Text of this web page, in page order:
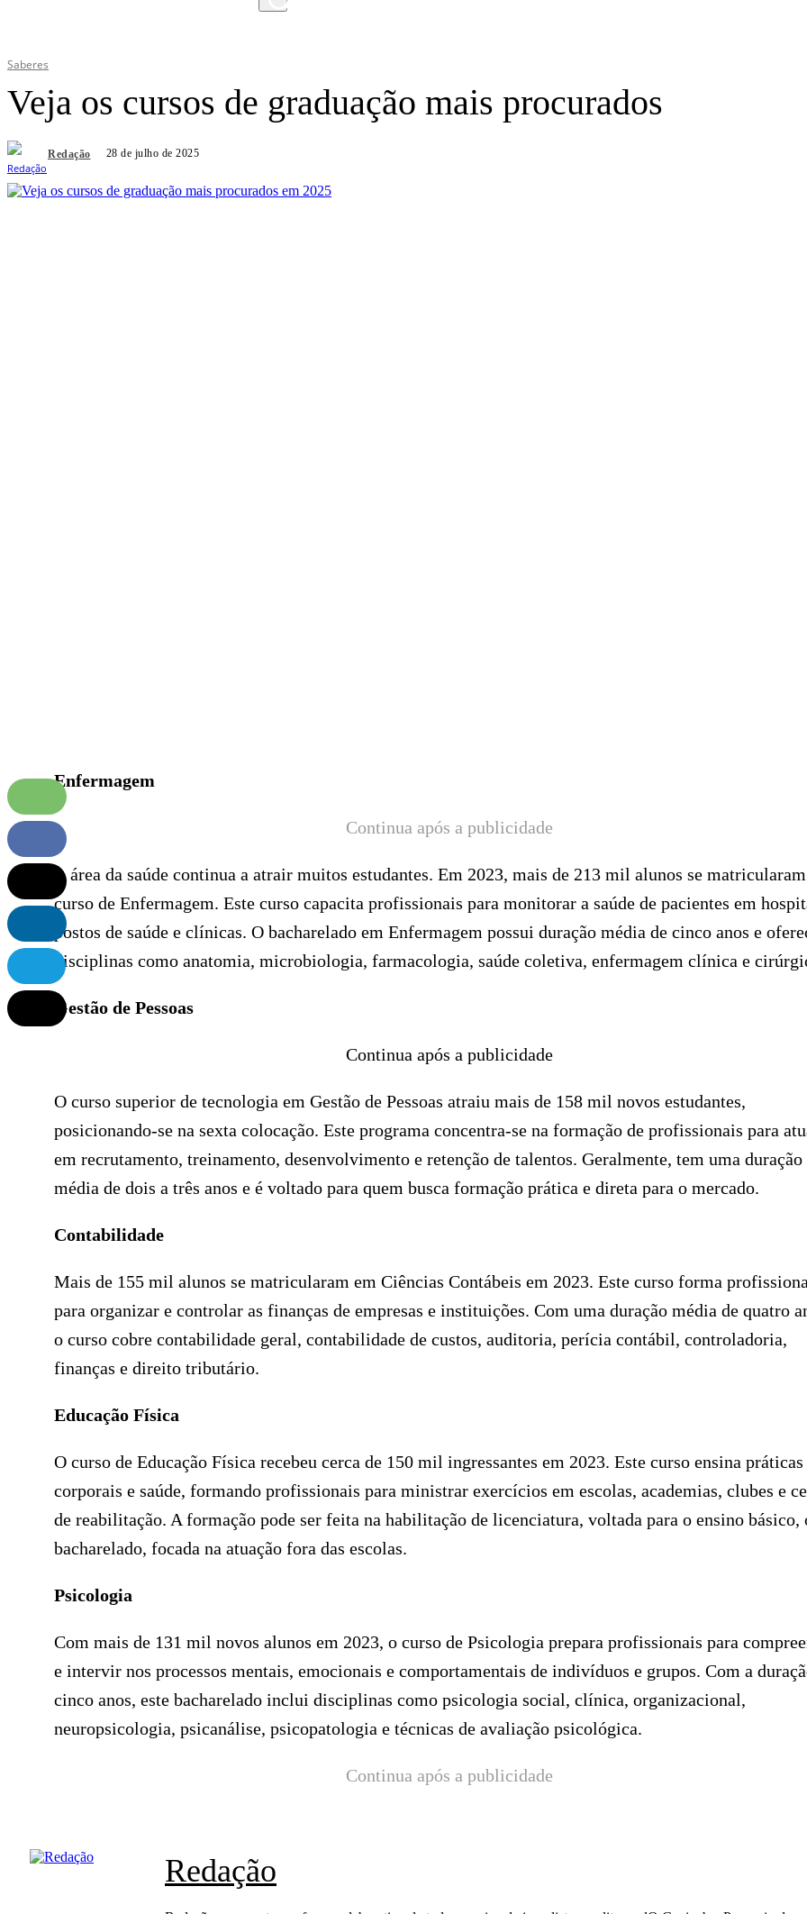
Saberes
Veja os cursos de graduação mais procurados
Redação 28 de julho de 2025
Enfermagem
Continua após a publicidade
A área da saúde continua a atrair muitos estudantes. Em 2023, mais de 213 mil alunos se
curso de Enfermagem. Este curso capacita profissionais para monitorar a saúde de pacientes em
postos de saúde e clínicas. O bacharelado em Enfermagem possui duração média de cinco anos e
disciplinas como anatomia, microbiologia, farmacologia, saúde coletiva, enfermagem clínica e
Gestão de Pessoas
Continua após a publicidade
O curso superior de tecnologia em Gestão de Pessoas atraiu mais de 158 mil novos estudantes,
posicionando-se na sexta colocação. Este programa concentra-se na formação de profissionais para
em recrutamento, treinamento, desenvolvimento e retenção de talentos. Geralmente, tem uma duração
média de dois a três anos e é voltado para quem busca formação prática e direta para o mercado.
Contabilidade
Mais de 155 mil alunos se matricularam em Ciências Contábeis em 2023. Este curso forma
para organizar e controlar as finanças de empresas e instituições. Com uma duração média de quatro
o curso cobre contabilidade geral, contabilidade de custos, auditoria, perícia contábil, controladoria,
finanças e direito tributário.
Educação Física
O curso de Educação Física recebeu cerca de 150 mil ingressantes em 2023. Este curso ensina práticas
corporais e saúde, formando profissionais para ministrar exercícios em escolas, academias, clubes e
de reabilitação. A formação pode ser feita na habilitação de licenciatura, voltada para o ensino básico,
bacharelado, focada na atuação fora das escolas.
Psicologia
Com mais de 131 mil novos alunos em 2023, o curso de Psicologia prepara profissionais para
e intervir nos processos mentais, emocionais e comportamentais de indivíduos e grupos. Com a
cinco anos, este bacharelado inclui disciplinas como psicologia social, clínica, organizacional,
neuropsicologia, psicanálise, psicopatologia e técnicas de avaliação psicológica.
Continua após a publicidade
Redação